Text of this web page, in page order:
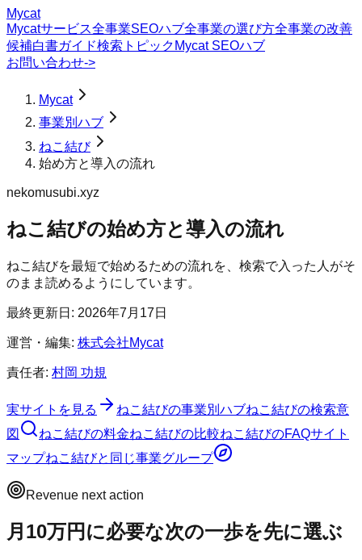
Mycat
Mycatサービス全事業SEOハブ全事業の選び方全事業の改善
候補白書ガイド検索トピック Mycat SEOハブ
お問い合わせ->
Mycat
事業別ハブ
ねこ結び
始め方と導入の流れ
nekomusubi.xyz
ねこ結びの始め方と導入の流れ
ねこ結びを最短で始めるための流れを、検索で入った人がそ
のまま読めるようにしています。
最終更新日: 2026年7月17日
運営・編集: 株式会社Mycat
責任者: 村岡 功規
実サイトを見る ねこ結びの事業別ハブねこ結びの検索意
図
ねこ結びの料金ねこ結びの比較ねこ結びのFAQサイト
マップねこ結びと同じ事業グループ
Revenue next action
月10万円に必要な次の一歩を先に選ぶ